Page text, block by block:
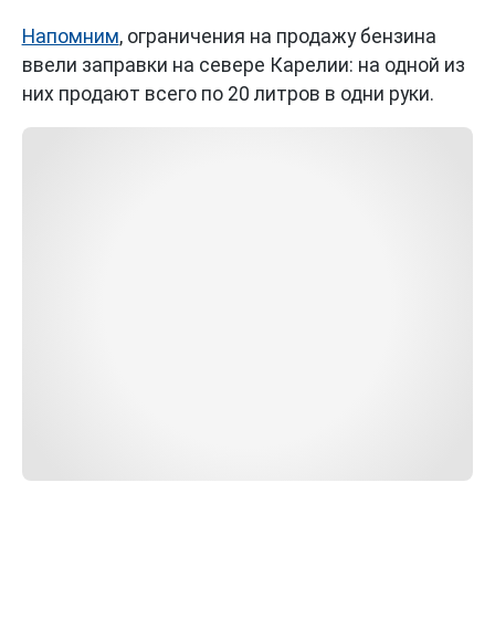
Напомним, ограничения на продажу бензина
ввели заправки на севере Карелии: на одной из
них продают всего по 20 литров в одни руки.